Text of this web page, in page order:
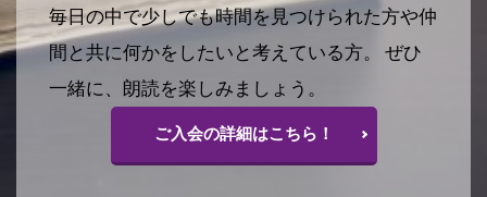
毎日の中で少しでも時間を見つけられた方や仲
間と共に何かをしたいと考えている方。 ぜひ
一緒に、朗読を楽しみましょう。
ご入会の詳細はこちら！